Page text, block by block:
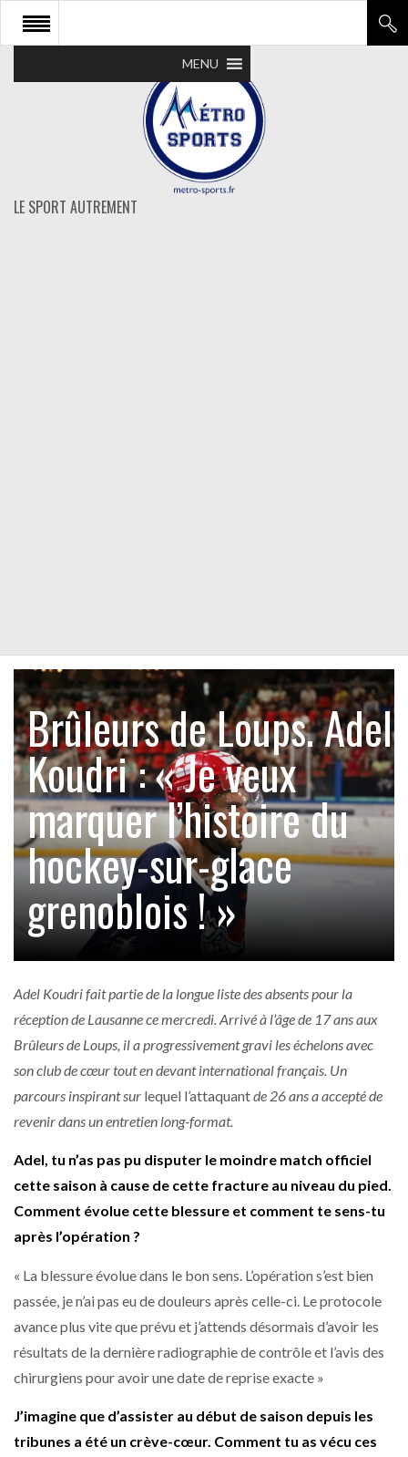
LE SPORT AUTREMENT
MENU
Brûleurs de Loups. Adel
Koudri : « Je veux
marquer l’histoire du
hockey-sur-glace
grenoblois ! »
Adel Koudri fait partie de la longue liste des absents pour la
réception de Lausanne ce mercredi. Arrivé à l’âge de 17 ans aux
Brûleurs de Loups, il a progressivement gravi les échelons avec
son club de cœur tout en devant international français. Un
parcours inspirant sur lequel l’attaquantde 26 ans a accepté de
revenir dans un entretien long-format.
Adel, tu n’as pas pu disputer le moindre match officiel
cette saison à cause de cette fracture au niveau du pied.
Comment évolue cette blessure et comment te sens-tu
après l’opération ?
« La blessure évolue dans le bon sens. L’opération s’est bien
passée, je n’ai pas eu de douleurs après celle-ci. Le protocole
avance plus vite que prévu et j’attends désormais d’avoir les
résultats de la dernière radiographie de contrôle et l’avis des
chirurgiens pour avoir une date de reprise exacte »
J’imagine que d’assister au début de saison depuis les
tribunes a été un crève-cœur. Comment tu as vécu ces